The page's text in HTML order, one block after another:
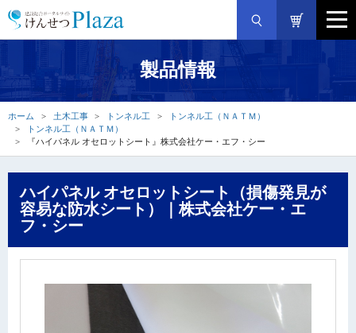
製品情報
ホーム 土木工事 トンネル工
トンネル工（ＮＡＴＭ）
トンネル工（ＮＡＴＭ）
『ハイパネル オセロットシート』株式会社ケー・エフ・シー
ハイパネル オセロットシート（損傷発見が
容易な防水シート）｜株式会社ケー・エ
フ・シー